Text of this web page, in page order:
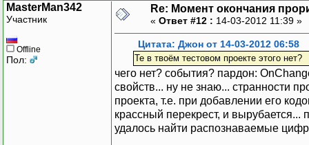
MasterMan342
Участник
Offline
Пол:
Re: Момент окончания
« Ответ #12 : 14-03-2012 11:39 »
Цитата: Джон от 14-03-2012 06:58
Те в твоём тестовом проекте этого нет?
чего нет? события? пардон:
свойств... ну не знаю... странности
проекта, т.е. при добавлении его
крассный перекрест, и
удалось найти распознаваемые